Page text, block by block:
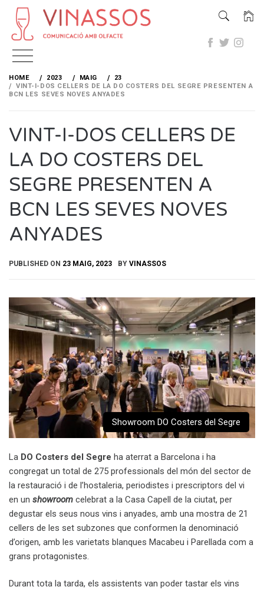
Skip
content
HOME 2023 MAIG
23
VINT-I-DOS CELLERS DE LA DO COSTERS DEL SEGRE PRESENTEN A
BCN LES SEVES NOVES ANYADES
VINT-I-DOS CELLERS DE
LA DO COSTERS DEL
SEGRE PRESENTEN A
BCN LES SEVES NOVES
ANYADES
PUBLISHED ON 23 MAIG, 2023 BY VINASSOS
Showroom DO Costers del Segre
La DO Costers del Segre ha aterrat a Barcelona i ha
congregat un total de 275 professionals del món del sector de
la restauració i de l’hostaleria, periodistes i prescriptors del vi
en un showroom celebrat a la Casa Capell de la ciutat, per
degustar els seus nous vins i anyades, amb una mostra de 21
cellers de les set subzones que conformen la denominació
d’origen, amb les varietats blanques Macabeu i Parellada com a
grans protagonistes.
Durant tota la tarda, els assistents van poder tastar els vins